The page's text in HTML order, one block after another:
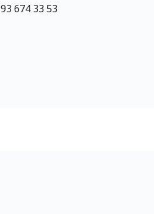
93 674 33 53